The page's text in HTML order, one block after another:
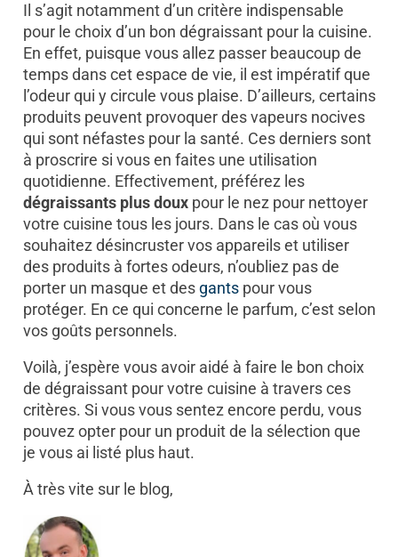
Il s’agit notamment d’un critère indispensable
pour le choix d’un bon dégraissant pour la cuisine.
En effet, puisque vous allez passer beaucoup de
temps dans cet espace de vie, il est impératif que
l’odeur qui y circule vous plaise. D’ailleurs, certains
produits peuvent provoquer des vapeurs nocives
qui sont néfastes pour la santé. Ces derniers sont
à proscrire si vous en faites une utilisation
quotidienne. Effectivement, préférez les
dégraissants plus douxpour le nez pour nettoyer
votre cuisine tous les jours. Dans le cas où vous
souhaitez désincruster vos appareils et utiliser
des produits à fortes odeurs, n’oubliez pas de
porter un masque et des gantspour vous
protéger. En ce qui concerne le parfum, c’est selon
vos goûts personnels.
Voilà, j’espère vous avoir aidé à faire le bon choix
de dégraissant pour votre cuisine à travers ces
critères. Si vous vous sentez encore perdu, vous
pouvez opter pour un produit de la sélection que
je vous ai listé plus haut.
À très vite sur le blog,